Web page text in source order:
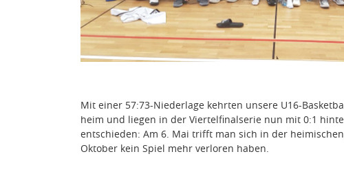
Mit einer 57:73-Niederlage kehrten unsere U16-
heim und liegen in der Viertelfinalserie nun mit 0:1
entschieden: Am 6. Mai trifft man sich in der
Oktober kein Spiel mehr verloren haben.